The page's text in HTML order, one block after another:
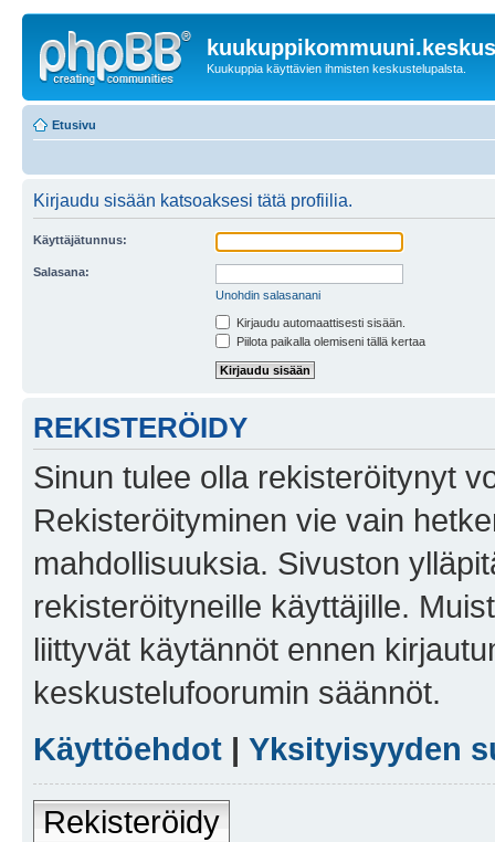
Kuukuppia käyttävien ihmisten keskustelupalsta.
Etusivu
Kirjaudu sisään katsoaksesi tätä profiilia.
Käyttäjätunnus:
Salasana:
Unohdin salasanani
Kirjaudu automaattisesti sisään.
Piilota paikalla olemiseni tällä kertaa
REKISTERÖIDY
Sinun tulee olla rekisteröitynyt
Rekisteröityminen vie vain
mahdollisuuksia. Sivuston
rekisteröityneille käyttäjille.
liittyvät käytännöt ennen
keskustelufoorumin säännöt.
Käyttöehdot | Yksityisyyden
Rekisteröidy